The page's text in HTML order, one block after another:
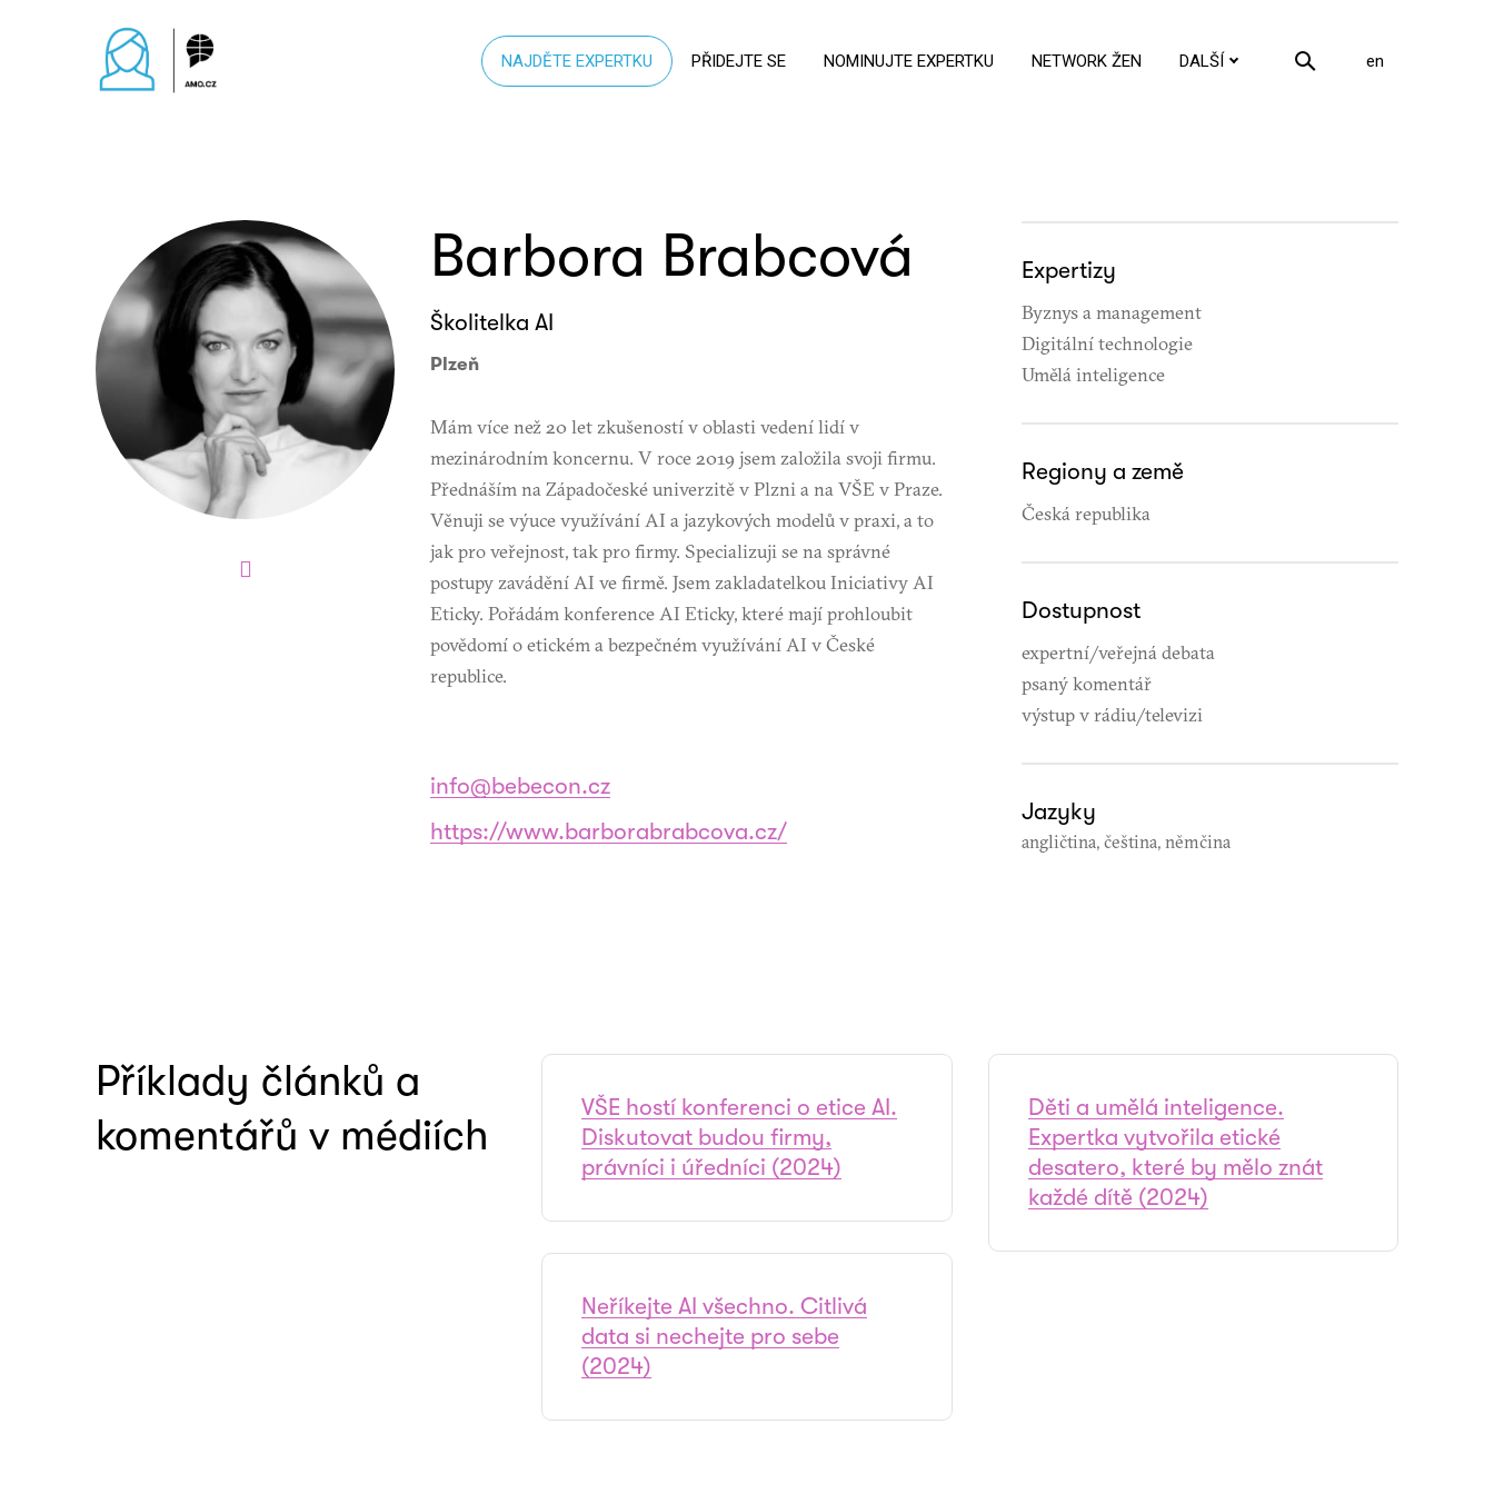
NAJDĚTE EXPERTKU PŘIDEJTE SE NOMINUJTE EXPERTKU NETWORK ŽEN DALŠÍ cs
en
Barbora Brabcová
Školitelka AI
Plzeň
Mám více než 20 let zkušeností v oblasti vedení lidí v
mezinárodním koncernu. V roce 2019 jsem založila svoji firmu.
Přednáším na Západočeské univerzitě v Plzni a na VŠE v Praze.
Věnuji se výuce využívání AI a jazykových modelů v praxi, a to
jak pro veřejnost, tak pro firmy. Specializuji se na správné
postupy zavádění AI ve firmě. Jsem zakladatelkou Iniciativy AI
Eticky. Pořádám konference AI Eticky, které mají prohloubit
povědomí o etickém a bezpečném využívání AI v České
republice.
info@bebecon.cz
https://www.barborabrabcova.cz/
Expertizy
Byznys a management
Digitální technologie
Umělá inteligence
Regiony a země
Česká republika
Dostupnost
expertní/veřejná debata
psaný komentář
výstup v rádiu/televizi
Jazyky
angličtina, čeština, němčina
Příklady článků a
komentářů v médiích
VŠE hostí konferenci o etice AI.
Diskutovat budou firmy,
právníci i úředníci (2024)
Neříkejte AI všechno. Citlivá
data si nechejte pro sebe
(2024)
Děti a umělá inteligence.
Expertka vytvořila etické
desatero, které by mělo znát
každé dítě (2024)